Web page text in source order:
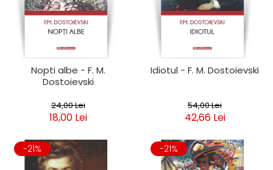
Clasica
Contemporana
Universala
Universala
Publicistica / Reportaje / Interviuri
Stiinte umaniste
Nopti albe - F. M.
Dostoievski
24,00 Lei
18,00 Lei
Idiotul - F. M. Dostoievski
54,00 Lei
42,66 Lei
-21% -21%